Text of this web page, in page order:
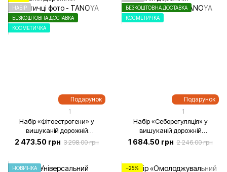
Подарунок
НАБІР
БЕЗКОШТОВНА ДОСТАВКА
КОСМЕТИЧКА
1
Набір «Фітоестрогени» у
вишуканій дорожній
косметичці
2 473.50 грн 3 298.00 грн
Подарунок
БЕЗКОШТОВНА ДОСТАВКА
КОСМЕТИЧКА
1
Набір «Себорегуляція» у
вишуканій дорожній
косметичці
1 684.50 грн 2 246.00 грн
НОВИНКА
−25%